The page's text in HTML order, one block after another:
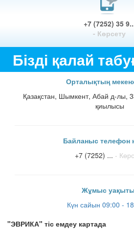
+7 (7252) 35
- Көрсету
Бізді қалай
Орталықтың
Қазақстан, Шымкент, Абай д-лы,
қиылысы
Байланыс телефон
+7 (7252) ... -
Жұмыс
Күн сайын 09:00 -
"ЭВРИКА" тіс емдеу картада